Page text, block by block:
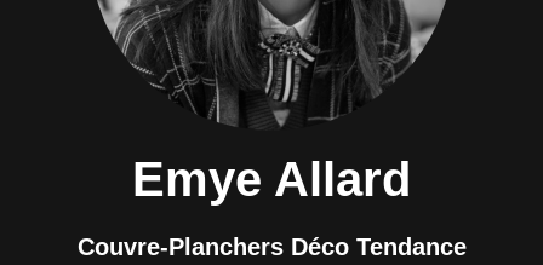
Emye Allard
Couvre-Planchers Déco Tendance